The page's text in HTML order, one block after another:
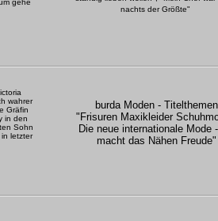
gehe
nachts der Größte"
wahrer
Gräfin
in den
Sohn
letzter
burda Moden -
"Frisuren Maxikleider
Die neue internationale Mode
macht das Nähen Freude"